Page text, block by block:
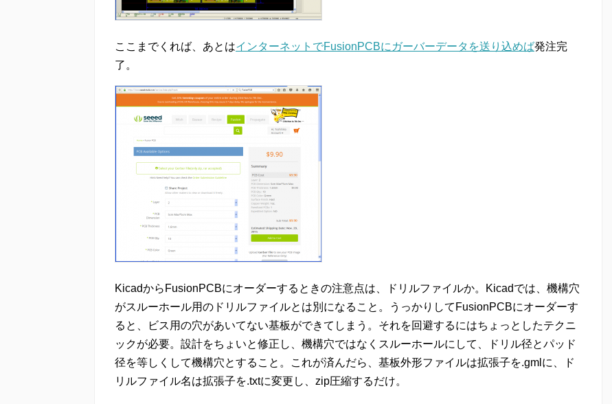
ここまでくれば、あとはインターネットでFusionPCBにガーバーデータを送り込めば発注完
了。
KicadからFusionPCBにオーダーするときの注意点は、ドリルファイルか。Kicadでは、機構穴
がスルーホール用のドリルファイルとは別になること。うっかりしてFusionPCBにオーダーす
ると、ビス用の穴があいてない基板ができてしまう。それを回避するにはちょっとしたテクニ
ックが必要。設計をちょいと修正し、機構穴ではなくスルーホールにして、ドリル径とパッド
径を等しくして機構穴とすること。これが済んだら、基板外形ファイルは拡張子を.gmlに、ド
リルファイル名は拡張子を.txtに変更し、zip圧縮するだけ。